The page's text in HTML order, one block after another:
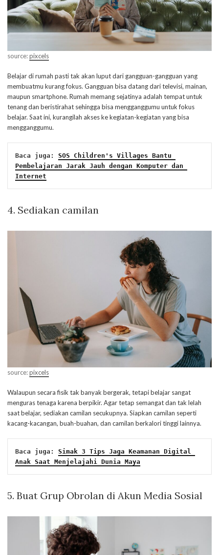
source:pixcels
Belajar di rumah pasti tak akan luput dari gangguan-gangguan yang
membuatmu kurang fokus. Gangguan bisa datang dari televisi, mainan,
maupun smartphone. Rumah memang sejatinya adalah tempat untuk
tenang dan beristirahat sehingga bisa mengganggumu untuk fokus
belajar. Saat ini, kurangilah akses ke kegiatan-kegiatan yang bisa
mengganggumu.
Baca juga: SOS Children's Villages Bantu
Pembelajaran Jarak Jauh dengan Komputer dan
Internet
4. Sediakan camilan
source:pixcels
Walaupun secara fisik tak banyak bergerak, tetapi belajar sangat
menguras tenaga karena berpikir. Agar tetap semangat dan tak lelah
saat belajar, sediakan camilan secukupnya. Siapkan camilan seperti
kacang-kacangan, buah-buahan, dan camilan berkalori tinggi lainnya.
Baca juga: Simak 3 Tips Jaga Keamanan Digital
Anak Saat Menjelajahi Dunia Maya
5. Buat Grup Obrolan di Akun Media Sosial